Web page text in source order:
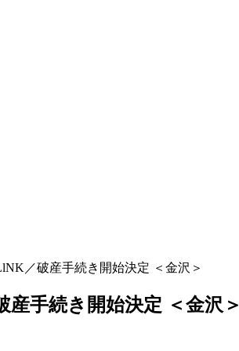
／破産手続き開始決定 ＜金沢＞
産手続き開始決定 ＜金沢＞